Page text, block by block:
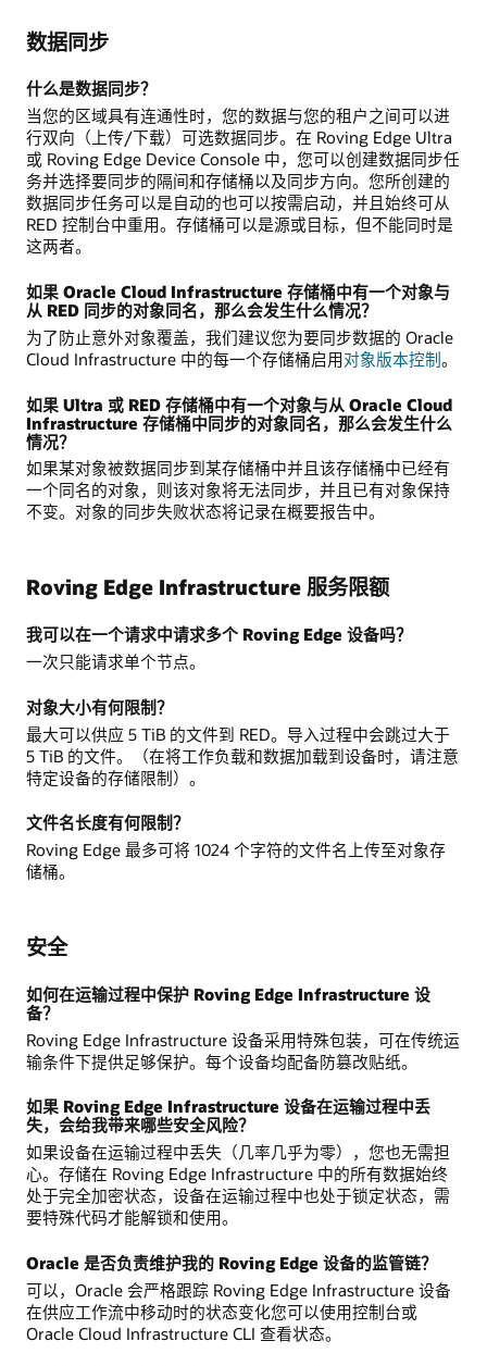
数据同步
什么是数据同步？
当您的区域具有连通性时，您的数据与您的租户之间可以进
行双向（上传/下载）可选数据同步。在 Roving Edge Ultra
或 Roving Edge Device Console 中，您可以创建数据同步任
务并选择要同步的隔间和存储桶以及同步方向。您所创建的
数据同步任务可以是自动的也可以按需启动，并且始终可从
RED 控制台中重用。存储桶可以是源或目标，但不能同时是
这两者。
如果 Oracle Cloud Infrastructure 存储桶中有一个对象与
从 RED 同步的对象同名，那么会发生什么情况？
为了防止意外对象覆盖，我们建议您为要同步数据的 Oracle
Cloud Infrastructure 中的每一个存储桶启用对象版本控制。
如果 Ultra 或 RED 存储桶中有一个对象与从 Oracle Cloud
Infrastructure 存储桶中同步的对象同名，那么会发生什么
情况？
如果某对象被数据同步到某存储桶中并且该存储桶中已经有
一个同名的对象，则该对象将无法同步，并且已有对象保持
不变。对象的同步失败状态将记录在概要报告中。
Roving Edge Infrastructure 服务限额
我可以在一个请求中请求多个 Roving Edge 设备吗？
一次只能请求单个节点。
对象大小有何限制？
最大可以供应 5 TiB 的文件到 RED。导入过程中会跳过大于
5 TiB 的文件。（在将工作负载和数据加载到设备时，请注意
特定设备的存储限制）。
文件名长度有何限制？
Roving Edge 最多可将 1024 个字符的文件名上传至对象存
储桶。
安全
如何在运输过程中保护 Roving Edge Infrastructure 设
备？
Roving Edge Infrastructure 设备采用特殊包装，可在传统运
输条件下提供足够保护。每个设备均配备防篡改贴纸。
如果 Roving Edge Infrastructure 设备在运输过程中丢
失，会给我带来哪些安全风险？
如果设备在运输过程中丢失（几率几乎为零），您也无需担
心。存储在 Roving Edge Infrastructure 中的所有数据始终
处于完全加密状态，设备在运输过程中也处于锁定状态，需
要特殊代码才能解锁和使用。
Oracle 是否负责维护我的 Roving Edge 设备的监管链？
可以，Oracle 会严格跟踪 Roving Edge Infrastructure 设备
在供应工作流中移动时的状态变化您可以使用控制台或
Oracle Cloud Infrastructure CLI 查看状态。